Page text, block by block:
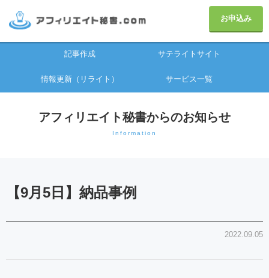
お申込み
記事作成 サテライトサイト
情報更新（リライト） サービス一覧
アフィリエイト秘書からのお知らせ
Information
【9月5日】納品事例
2022.09.05